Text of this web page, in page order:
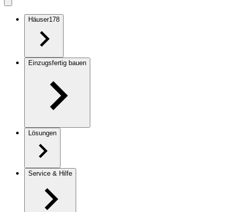
Häuser178
Einzugsfertig bauen
Lösungen
Service & Hilfe